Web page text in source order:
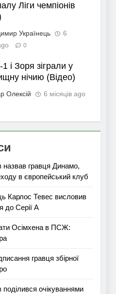
Ліги чемпіонів
Українець
6
0
і Зоря зіграли у
нічию (Відео)
Олексій 6 місяців ago
гравця Динамо,
в європейський клуб
Карлос Тевес висловив
до Серії А
Осімхена в ПСЖ:
гравця збірної
очікуваннями